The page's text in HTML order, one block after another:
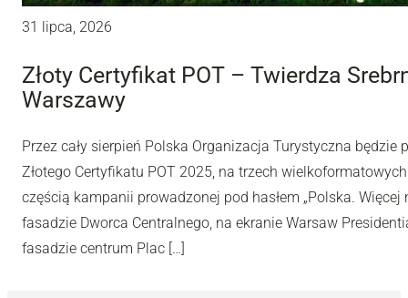
31 lipca, 2026
Złoty Certyfikat POT – Twierdza
Warszawy
Przez cały sierpień Polska Organizacja Turystyczna
Złotego Certyfikatu POT 2025, na trzech
częścią kampanii prowadzonej pod hasłem „Polska.
fasadzie Dworca Centralnego, na ekranie Warsaw
fasadzie centrum Plac […]